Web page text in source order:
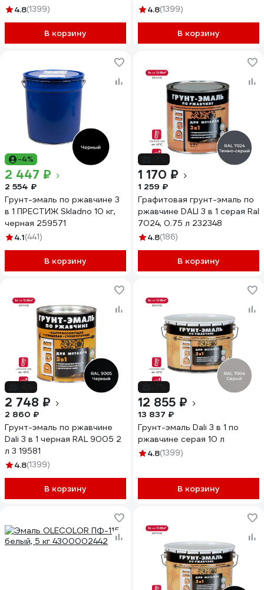
45891
4.8(1399)
В корзину
4.8(1399)
В корзину
-4%
2 447 ₽
2 554 ₽
Грунт-эмаль по ржавчине 3
в 1 ПРЕСТИЖ Skladno 10 кг,
черная 259571
4.1(441)
В корзину
1 170 ₽
1 259 ₽
Графитовая грунт-эмаль по
ржавчине DALI 3 в 1 серая Ral
7024, 0.75 л 232348
4.8(186)
В корзину
2 748 ₽
2 860 ₽
Грунт-эмаль по ржавчине
Dali 3 в 1 черная RAL 9005 2
л 3 19581
4.8(1399)
В корзину
12 855 ₽
13 837 ₽
Грунт-эмаль Dali 3 в 1 по
ржавчине серая 10 л
4.8(1399)
В корзину